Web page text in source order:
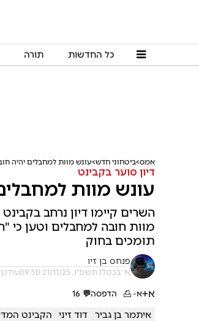
כל החדשות תורה
אמס ביטחוני חדש עונש מוות למחבלים יהיה
דיון סוער בקבינט
עונש מוות
השרים קיימו דיון נרחב
מוות חובה למחבלים וטען כי
תומכים בחוק
פנחס בן זיו
א' בכסלו תשפ"ו, 21/11/25 09:50 עודכן: 09:53
א+א- הדפסה💬
16
איתמר בן גביר דוד זיני הקבינט